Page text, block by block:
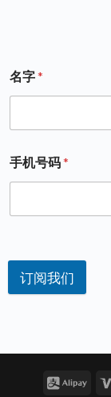
名字*
手机号码*
订阅我们